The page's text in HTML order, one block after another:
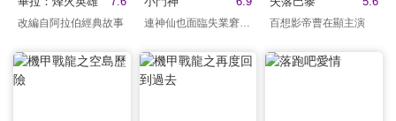
改編自阿拉伯經典故事 連神仙也面臨失業窘境！ 百想影帝曹在顯主演